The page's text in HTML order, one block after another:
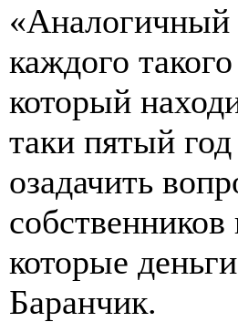
«Аналогичный
каждого
который
таки пятый
озадачить
которые
Баранчик.